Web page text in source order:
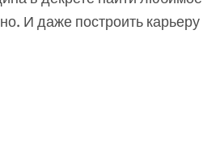
И даже построить карьеру